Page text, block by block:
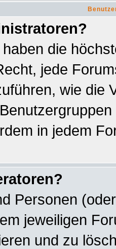
die
jede
wie die
in jedem
Personen
jeweiligen
und zu